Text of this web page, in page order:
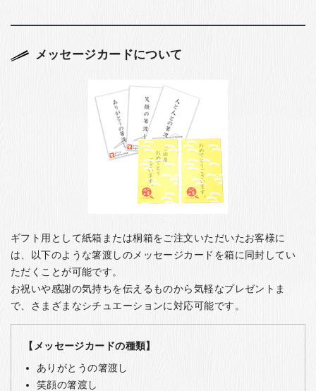
メッセージカードについて
ギフト用として紙箱または桐箱をご注文いただいたお客様に
は、以下のような箸渡しのメッセージカードを箱に同封してい
ただくことが可能です。
お祝いや感謝の気持ちを伝えるものから気軽なプレゼントま
で、さまざまなシチュエーションに対応可能です。
【メッセージカードの種類】
ありがとうの箸渡し
笑顔の箸渡し